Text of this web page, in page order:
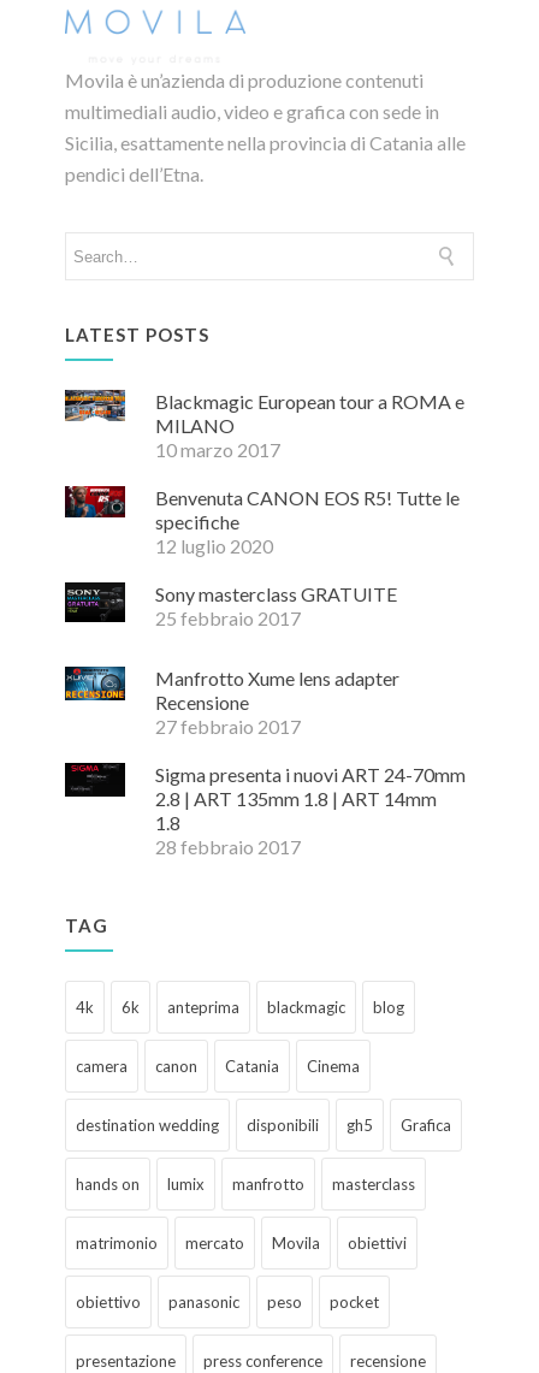
Movila è un’azienda di produzione contenuti
multimediali audio, video e grafica con sede in
Sicilia, esattamente nella provincia di Catania alle
pendici dell’Etna.
LATEST POSTS
Blackmagic European tour a ROMA e
MILANO
10 marzo 2017
Benvenuta CANON EOS R5! Tutte le
specifiche
12 luglio 2020
Sony masterclass GRATUITE
25 febbraio 2017
Manfrotto Xume lens adapter
Recensione
27 febbraio 2017
Sigma presenta i nuovi ART 24-70mm
2.8 | ART 135mm 1.8 | ART 14mm
1.8
28 febbraio 2017
TAG
4k 6k anteprima blackmagic blog
camera canon Catania Cinema
destination wedding disponibili gh5 Grafica
hands on lumix manfrotto masterclass
matrimonio mercato Movila obiettivi
obiettivo panasonic peso pocket
presentazione press conference recensione